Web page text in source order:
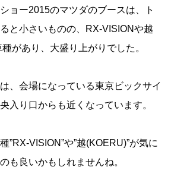
ョー2015のマツダのブースは、ト
と小さいものの、RX-VISIONや越
があり、大盛り上がりでした。
、会場になっている東京ビックサイ
入り口からも近くなっています。
”RX-VISION”や”越(KOERU)”が気に
も良いかもしれませんね。